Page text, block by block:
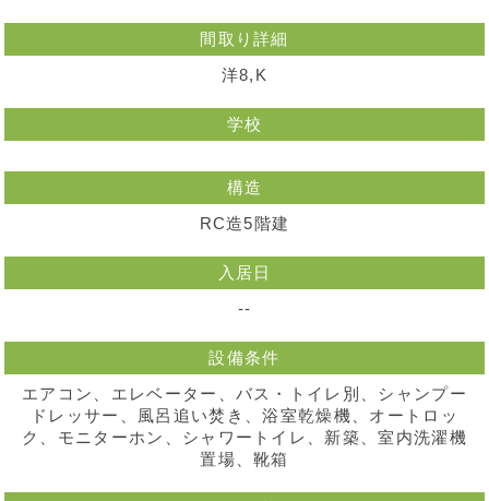
間取り詳細
洋8,K
学校
構造
RC造5階建
入居日
--
設備条件
エアコン、エレベーター、バス・トイレ別、シャンプー
ドレッサー、風呂追い焚き、浴室乾燥機、オートロッ
ク、モニターホン、シャワートイレ、新築、室内洗濯機
置場、靴箱